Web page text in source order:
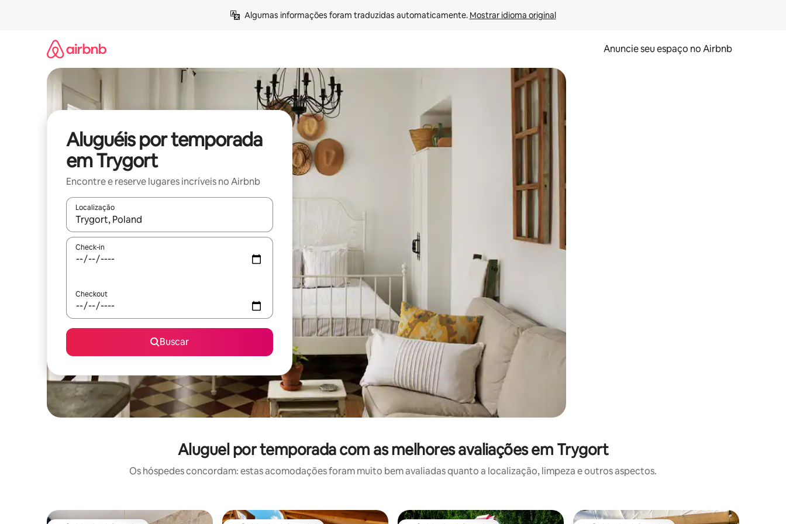
Algumas informações foram traduzidas automaticamente. Mostrar idioma original
Anuncie seu espaço no Airbnb
Aluguéis por temporada
em Trygort
Encontre e reserve lugares incríveis no Airbnb
Localização
Quando os resultados estiverem disponíveis, explore-os usando as seta para cima e para baixo do teclado ou tocando e deslizando o dedo na tela.
Check-in
Checkout
Buscar
Aluguel por temporada com as melhores avaliações em Trygort
Os hóspedes concordam: estas acomodações foram muito bem avaliadas quanto a localização, limpeza e outros aspectos.